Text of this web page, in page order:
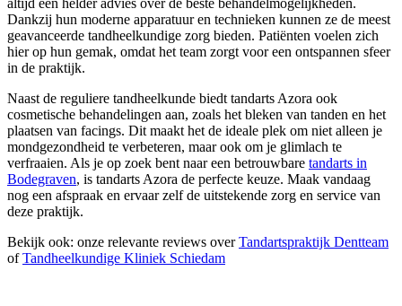
Dankzij hun moderne apparatuur en technieken kunnen ze de meest
geavanceerde tandheelkundige zorg bieden. Patiënten voelen zich
hier op hun gemak, omdat het team zorgt voor een ontspannen sfeer
in de praktijk.
Naast de reguliere tandheelkunde biedt tandarts Azora ook
cosmetische behandelingen aan, zoals het bleken van tanden en het
plaatsen van facings. Dit maakt het de ideale plek om niet alleen je
mondgezondheid te verbeteren, maar ook om je glimlach te
verfraaien. Als je op zoek bent naar een betrouwbare tandarts in
Bodegraven, is tandarts Azora de perfecte keuze. Maak vandaag
nog een afspraak en ervaar zelf de uitstekende zorg en service van
deze praktijk.
Bekijk ook: onze relevante reviews overTandartspraktijk Dentteam
ofTandheelkundige Kliniek Schiedam